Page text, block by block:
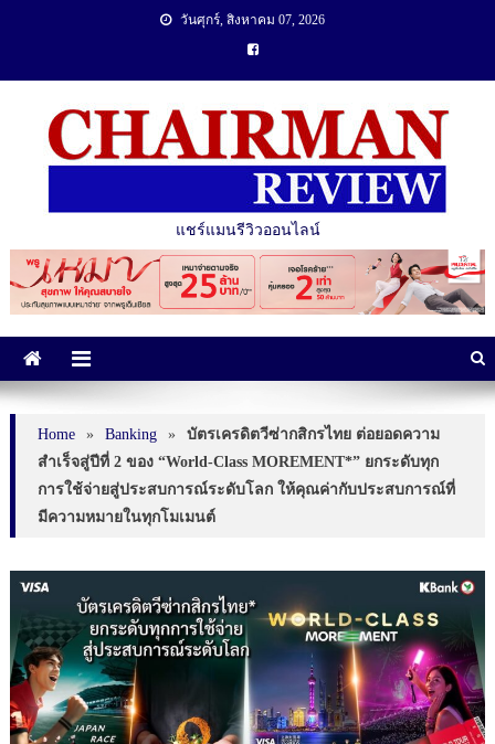
วันศุกร์, สิงหาคม 07, 2026
แชร์แมนรีวิวออนไลน์
Home » Banking »
บัตรเครดิตวีซ่ากสิกรไทย ต่อยอดความ
สำเร็จสู่ปีที่ 2 ของ “World-Class MOREMENT*” ยกระดับทุก
การใช้จ่ายสู่ประสบการณ์ระดับโลก ให้คุณค่ากับประสบการณ์ที่
มีความหมายในทุกโมเมนต์